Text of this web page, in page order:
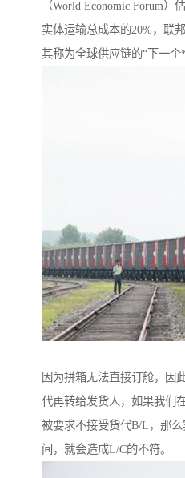
（World Economic Forum
实体运输总成本的20%，联
其称为全球供应链的“下一个
因为拼箱无法直接订舱，因
代再转给发货人，如果我们
被要求不接受货代B/L，那
间，就会造成L/C的不符。